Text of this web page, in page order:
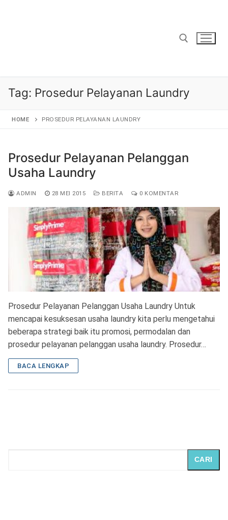
Tag: Prosedur Pelayanan Laundry
HOME PROSEDUR PELAYANAN LAUNDRY
Prosedur Pelayanan Pelanggan
Usaha Laundry
ADMIN 28 MEI 2015 BERITA 0 KOMENTAR
Prosedur Pelayanan Pelanggan Usaha Laundry Untuk
mencapai kesuksesan usaha laundry kita perlu mengetahui
beberapa strategi baik itu promosi, permodalan dan
prosedur pelayanan pelanggan usaha laundry. Prosedur…
BACA LENGKAP
CARI